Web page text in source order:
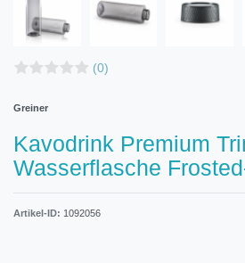
(0)
Greiner
Kavodrink Premium
Wasserflasche
Artikel-ID: 1092056